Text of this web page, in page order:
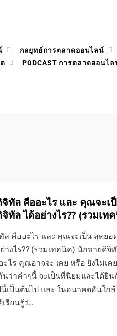
กลยุทธ์การตลาดออนไลน์
PODCAST การตลาดออนไล
ทัล คืออะไร และ คุณจะเ
ทัล ได้อย่างไร?? (รวมเท
ล คืออะไร และ คุณจะเป็น สุดยอ
างไร?? (รวมเทคนิค) นักขายดิจิ
ะไร คุณอาจจะ เคย หรือ ยังไม่เค
นว่าคำๆนี้ จะเป็นที่นิยมและได้ยิ
เป็นต้นไป และ ในอนาคตอันใก
รียนรู้ว่…